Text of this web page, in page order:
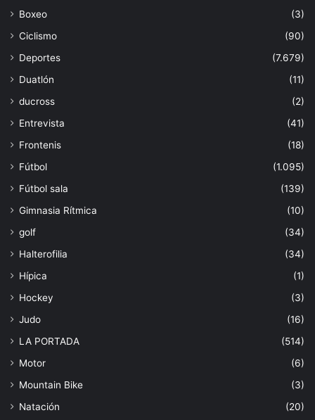
Boxeo
(3)
Ciclismo
(90)
Deportes
(7.679)
Duatlón
(11)
ducross
(2)
Entrevista
(41)
Frontenis
(18)
Fútbol
(1.095)
Fútbol sala
(139)
Gimnasia Rítmica
(10)
golf
(34)
Halterofilia
(34)
Hípica
(1)
Hockey
(3)
Judo
(16)
LA PORTADA
(514)
Motor
(6)
Mountain Bike
(3)
Natación
(20)